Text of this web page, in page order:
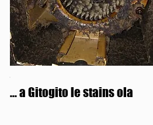
... a Gitogito le stains ola